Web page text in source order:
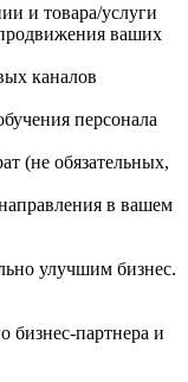
и товара/услуги
ваших
каналов
персонала
(не обязательных,
в вашем
улучшим бизнес.
бизнес-партнера и